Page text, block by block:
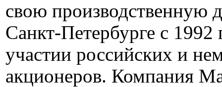
свою производственную
Санкт-Петербурге с 1992
участии российских и
акционеров. Компания